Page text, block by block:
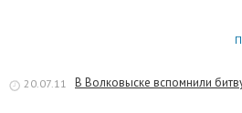
20.07.11 В Волковыске вспомнили